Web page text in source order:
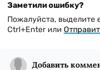
Заметили ошибку?
Пожалуйста,
Ctrl+Enter или
Добавить